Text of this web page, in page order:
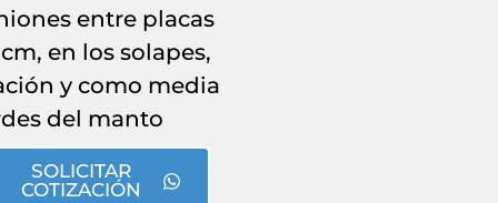
entre placas
en los solapes,
y como media
del manto
SOLICITAR
COTIZACIÓN